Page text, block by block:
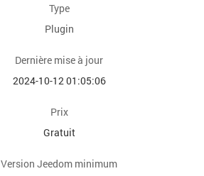
Type
Plugin
Dernière mise à jour
2024-10-12 01:05:06
Prix
Gratuit
Version Jeedom minimum